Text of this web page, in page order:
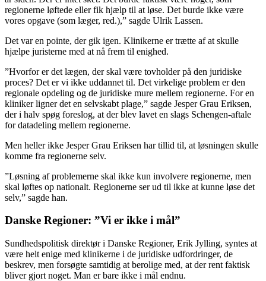
regionerne løftede eller fik hjælp til at løse. Det burde ikke være
vores opgave (som læger, red.),” sagde Ulrik Lassen.
Det var en pointe, der gik igen. Klinikerne er trætte af at skulle
hjælpe juristerne med at nå frem til enighed.
”Hvorfor er det lægen, der skal være tovholder på den juridiske
proces? Det er vi ikke uddannet til. Det virkelige problem er den
regionale opdeling og de juridiske mure mellem regionerne. For en
kliniker ligner det en selvskabt plage,” sagde Jesper Grau Eriksen,
der i halv spøg foreslog, at der blev lavet en slags Schengen-aftale
for datadeling mellem regionerne.
Men heller ikke Jesper Grau Eriksen har tillid til, at løsningen skulle
komme fra regionerne selv.
”Løsning af problemerne skal ikke kun involvere regionerne, men
skal løftes op nationalt. Regionerne ser ud til ikke at kunne løse det
selv,” sagde han.
Danske Regioner: ”Vi er ikke i mål”
Sundhedspolitisk direktør i Danske Regioner, Erik Jylling, syntes at
være helt enige med klinikerne i de juridiske udfordringer, de
beskrev, men forsøgte samtidig at berolige med, at der rent faktisk
bliver gjort noget. Man er bare ikke i mål endnu.